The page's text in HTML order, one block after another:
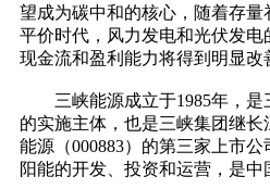
望成为碳中和的核心，随着存
平价时代，风力发电和光伏发电
现金流和盈利能力将得到明显改
三峡能源成立于1985年，是
的实施主体，也是三峡集团继长
能源（000883）的第三家上市
阳能的开发、投资和运营，是中